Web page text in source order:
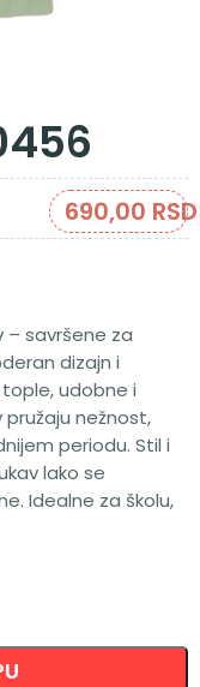
690,00 RSD
– savršene za
dizajn i
udobne i
nežnost,
periodu. Stil i
lako se
Idealne za školu,